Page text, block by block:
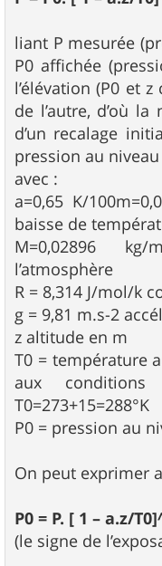
liant P mesurée
P0 affichée
l’élévation (P0 et
de l’autre, d’où la
d’un recalage
pression au
avec :
a=0,65 K/
baisse de
M=0,02896
l’atmosphère
R = 8,314 J/mol/k
g = 9,81 m.s-2
z altitude en m
T0 = température
aux
T0=273+15=288°K
P0 = pression au
On peut exprimer
P0 = P. [ 1 – a.z/
(le signe de